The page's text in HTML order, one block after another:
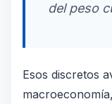
del peso
Esos discretos